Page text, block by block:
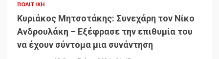
ΠΟΛΙΤΙΚΉ
Κυριάκος Μητσοτάκης: Συνεχάρη τον Νίκο
Ανδρουλάκη – Εξέφρασε την επιθυμία του
να έχουν σύντομα μια συνάντηση